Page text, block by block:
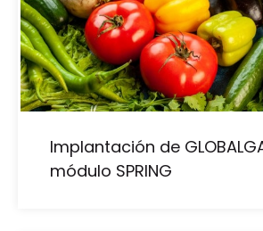
Implantación de
módulo SPRING